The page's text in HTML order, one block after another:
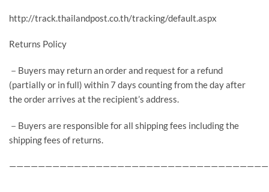
http://track.thailandpost.co.th/tracking/default.aspx
Returns Policy
－Buyers may return an order and request for a refund
(partially or in full) within 7 days counting from the day after
the order arrives at the recipient’s address.
－Buyers are responsible for all shipping fees including the
shipping fees of returns.